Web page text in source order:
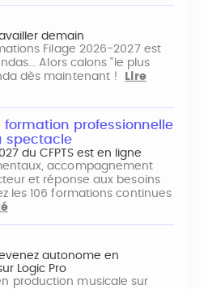
demain
Filage 2026-2027 est
Alors calons "le plus
dès maintenant !
Lire
formation professionnelle
spectacle
du CFPTS est en ligne
accompagnement
et réponse aux besoins
les 106 formations continues
autonome en
Logic Pro
production musicale sur